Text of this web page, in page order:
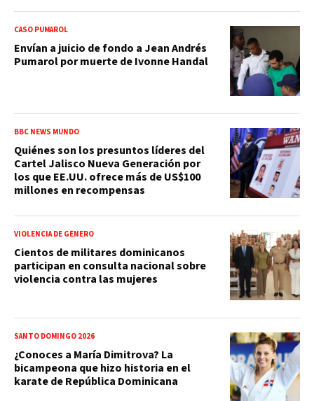
CASO PUMAROL
Envían a juicio de fondo a Jean Andrés
Pumarol por muerte de Ivonne Handal
BBC NEWS MUNDO
Quiénes son los presuntos líderes del
Cartel Jalisco Nueva Generación por
los que EE.UU. ofrece más de US$100
millones en recompensas
VIOLENCIA DE GÉNERO
Cientos de militares dominicanos
participan en consulta nacional sobre
violencia contra las mujeres
SANTO DOMINGO 2026
¿Conoces a María Dimitrova? La
bicampeona que hizo historia en el
karate de República Dominicana